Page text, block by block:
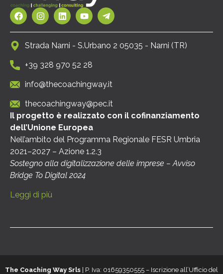
Strada Narni - S.Urbano 2 05035 - Narni (TR)
+39 328 970 52 28
info@thecoachingway.it
thecoachingway@pec.it
Il progetto è realizzato con il cofinanziamento
dell’Unione Europea
Nell’ambito del Programma Regionale FESR Umbria
2021–2027 – Azione 1.2.3
Sostegno alla digitalizzazione delle imprese – Avviso
Bridge To Digital 2024
Leggi di più
The Coaching Way Srls | P. Iva: 01659350555 – Iscrizione all’Ufficio del